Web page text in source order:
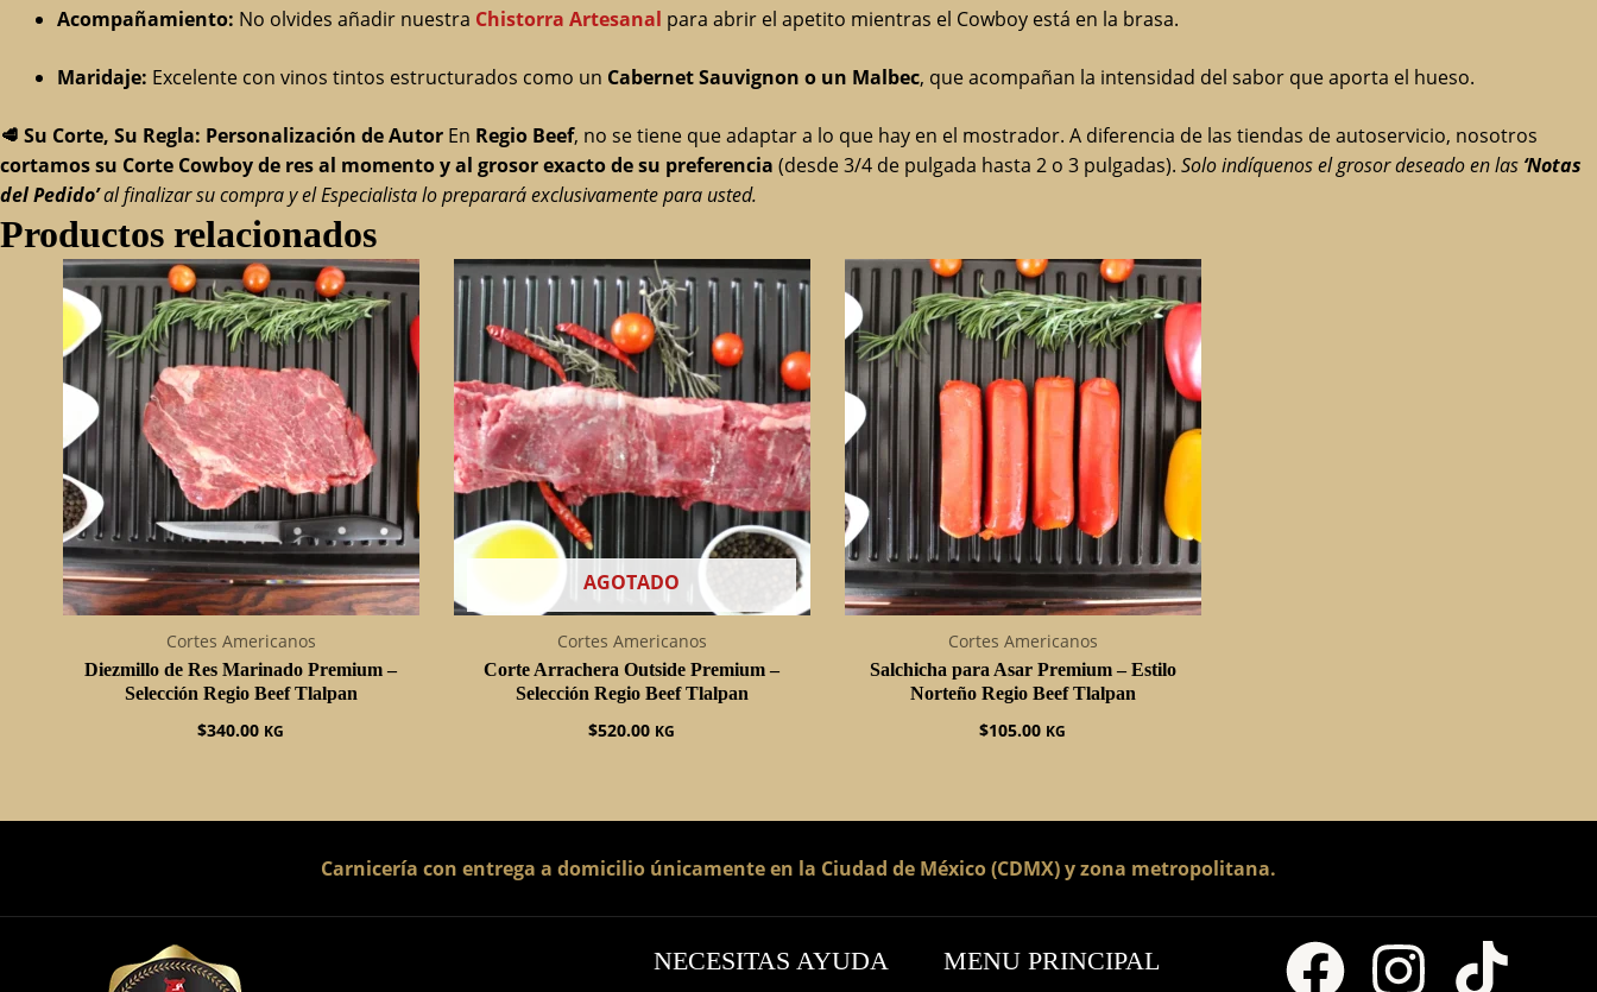
Acompañamiento: No olvides añadir nuestra Chistorra Artesanal para abrir el apetito mientras el Cowboy está en la brasa.
Maridaje: Excelente con vinos tintos estructurados como un Cabernet Sauvignon o un Malbec, que acompañan la intensidad del sabor que aporta el hueso.
🥩 Su Corte, Su Regla: Personalización de Autor En Regio Beef, no se tiene que adaptar a lo que hay en el mostrador. A diferencia de las tiendas de autoservicio, nosotros
cortamos su Corte Cowboy de res al momento y al grosor exacto de su preferencia (desde 3/4 de pulgada hasta 2 o 3 pulgadas). Solo indíquenos el grosor deseado en las ‘Notas
del Pedido’al finalizar su compra y el Especialista lo preparará exclusivamente para usted.
Productos relacionados
Cortes Americanos
Diezmillo de Res Marinado Premium –
Selección Regio Beef Tlalpan
$340.00 KG
AGOTADO
Cortes Americanos
Corte Arrachera Outside Premium –
Selección Regio Beef Tlalpan
$520.00 KG
Cortes Americanos
Salchicha para Asar Premium – Estilo
Norteño Regio Beef Tlalpan
$105.00 KG
Carnicería con entrega a domicilio únicamente en la Ciudad de México (CDMX) y zona metropolitana.
NECESITAS AYUDA MENU PRINCIPAL